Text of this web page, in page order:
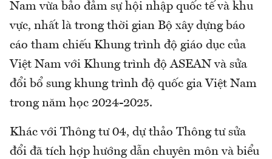
Nam vừa bảo đảm sự hội nhập quốc tế và khu
vực, nhất là trong thời gian Bộ xây dựng báo
cáo tham chiếu Khung trình độ giáo dục của
Việt Nam với Khung trình độ ASEAN và sửa
đổi bổ sung khung trình độ quốc gia Việt Nam
trong năm học 2024-2025.
Khác với Thông tư 04, dự thảo Thông tư sửa
đổi đã tích hợp hướng dẫn chuyên môn và biểu